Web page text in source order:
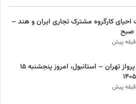
کارگروه مشترک تجاری ایران و هند –
قیمت پرواز تهران – استانبول، امروز پنجشنبه ۱۵